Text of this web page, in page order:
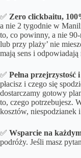
✅ Zero clickbaitu,
a nie 2 tygodnie w
to, co powinny, a nie
lub przy plaży’ nie
mają sens i
✅ Pełna
płacisz i czego się
dostarczamy gotowy
to, czego potrzebujesz.
kosztów, niespodzianek
✅ Wsparcie na
podróży. Jeśli masz